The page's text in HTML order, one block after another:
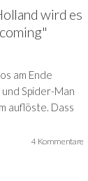
wird es
am Ende
Spider-Man
auflöste. Dass
4 Kommentare